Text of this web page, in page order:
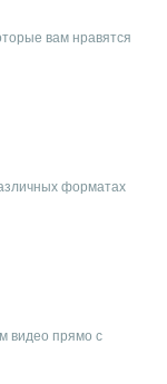
вам нравятся
форматах
видео прямо с